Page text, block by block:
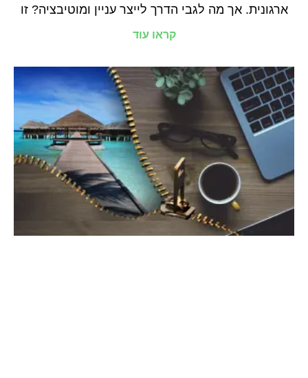
ארגונית. אך מה לגבי הדרך לייצר עניין ומוטיבציה? זו
קראו עוד